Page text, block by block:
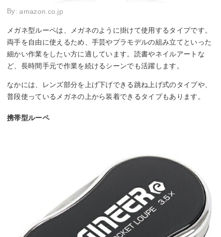
By:amazon.co.jp
メガネ型ルーペは、メガネのように掛けて使用するタイプです。
両手を自由に使えるため、手芸やプラモデルの組み立てといった
細かい作業をしたい方に適しています。読書やネイルアートな
ど、長時間手元で作業を続けるシーンでも活躍します。
なかには、レンズ部分を上げ下げできる跳ね上げ式のタイプや、
普段使っているメガネの上から装着できるタイプもあります。
携帯型ルーペ